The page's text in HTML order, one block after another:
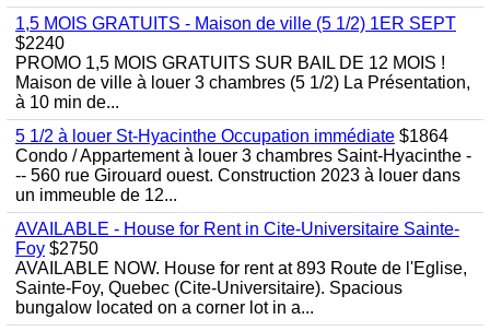
1,5 MOIS GRATUITS - Maison de ville (5 1/2) 1ER SEPT
$2240
PROMO 1,5 MOIS GRATUITS SUR BAIL DE 12 MOIS !
Maison de ville à louer 3 chambres (5 1/2) La Présentation,
à 10 min de...
5 1/2 à louer St-Hyacinthe Occupation immédiate $1864
Condo / Appartement à louer 3 chambres Saint-Hyacinthe -
-- 560 rue Girouard ouest. Construction 2023 à louer dans
un immeuble de 12...
AVAILABLE - House for Rent in Cite-Universitaire Sainte-
Foy $2750
AVAILABLE NOW. House for rent at 893 Route de l'Eglise,
Sainte-Foy, Quebec (Cite-Universitaire). Spacious
bungalow located on a corner lot in a...